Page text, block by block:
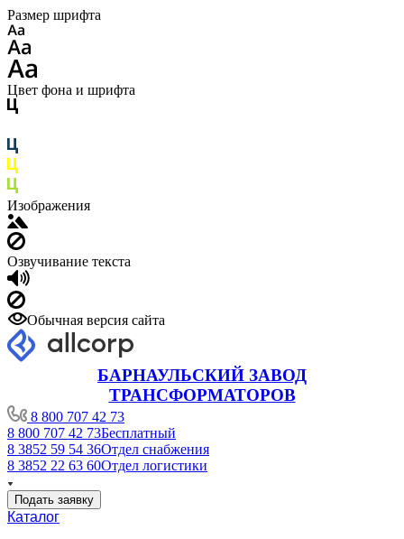
Размер шрифта
Цвет фона и шрифта
Изображения
Озвучивание текста
Обычная версия сайта
БАРНАУЛЬСКИЙ ЗАВОД
ТРАНСФОРМАТОРОВ
8 800 707 42 73
8 800 707 42 73Бесплатный
8 3852 59 54 36Отдел снабжения
8 3852 22 63 60Отдел логистики
Подать заявку
Каталог